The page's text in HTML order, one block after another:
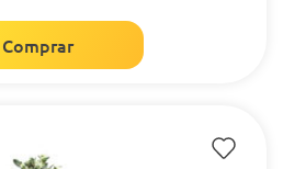
Comprar